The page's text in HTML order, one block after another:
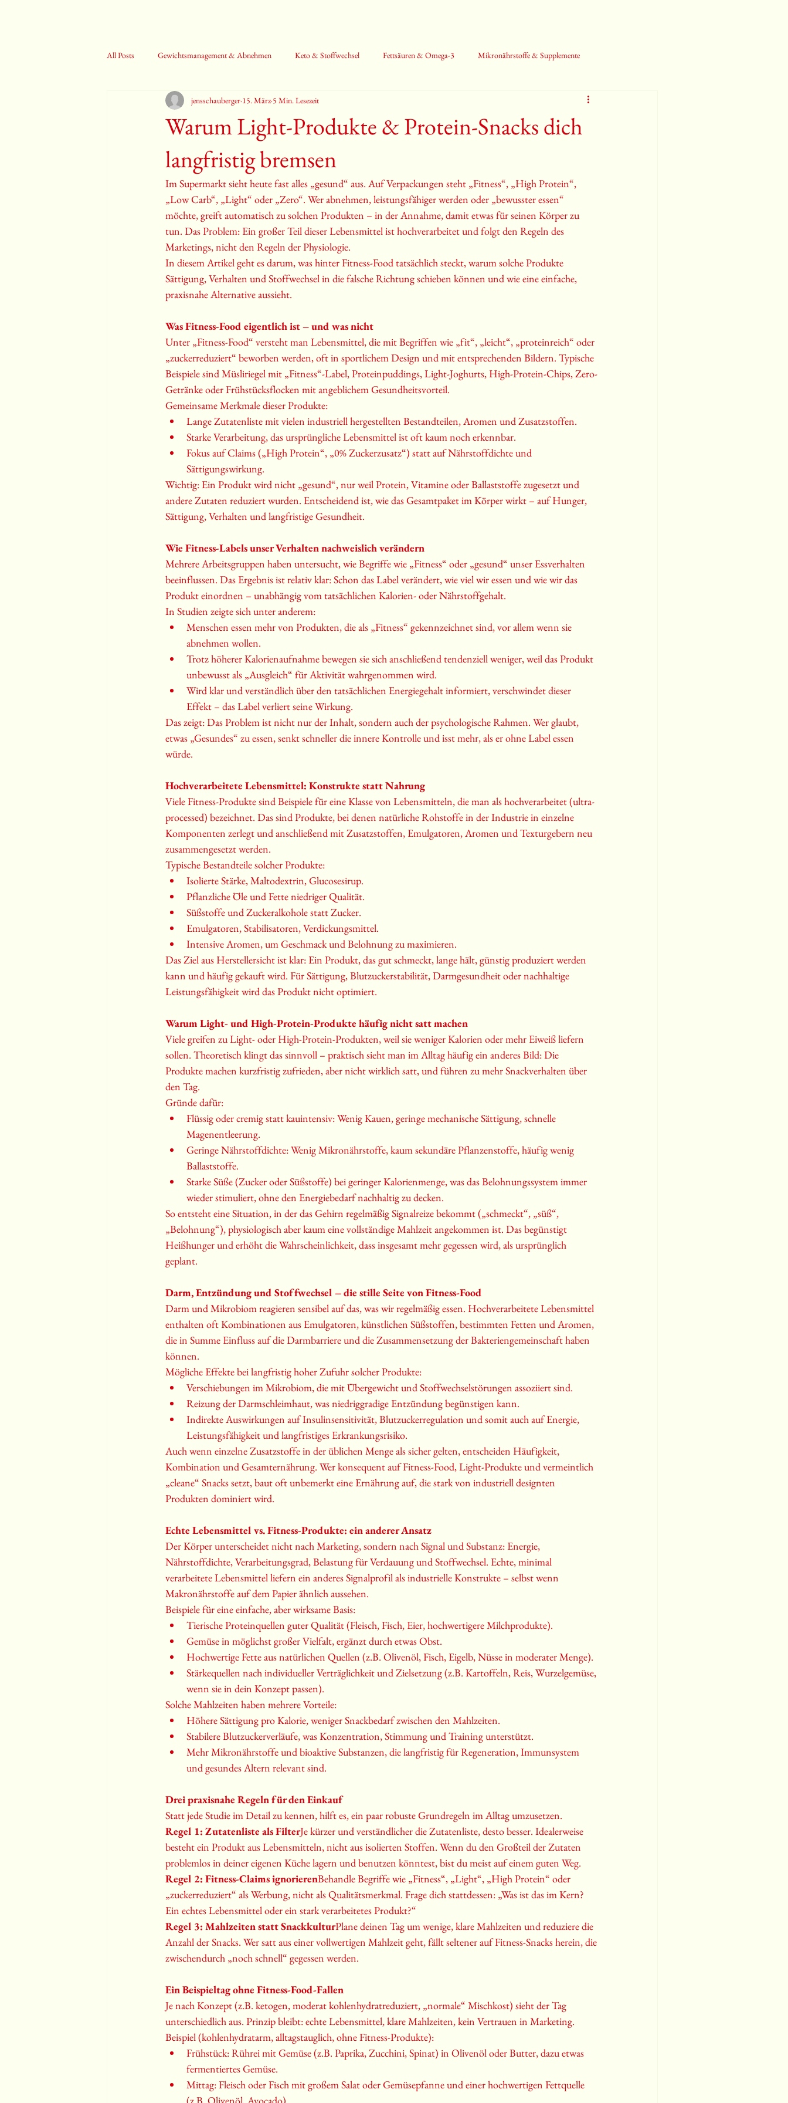
All Posts Gewichtsmanagement & Abnehmen Keto & Stoffwechsel Fettsäuren & Omega-3 Mikronährstoffe & Supplemente
Blutwerte & Herzgesundheit Gehirn & mentale Gesundheit
Warum Light-Produkte & Protein-Snacks dich
langfristig bremsen
jensschauberger 15. März 5 Min. Lesezeit
Im Supermarkt sieht heute fast alles „gesund“ aus. Auf Verpackungen steht „Fitness“, „High Protein“,
„Low Carb“, „Light“ oder „Zero“. Wer abnehmen, leistungsfähiger werden oder „bewusster essen“
möchte, greift automatisch zu solchen Produkten – in der Annahme, damit etwas für seinen Körper zu
tun. Das Problem: Ein großer Teil dieser Lebensmittel ist hochverarbeitet und folgt den Regeln des
Marketings, nicht den Regeln der Physiologie.
In diesem Artikel geht es darum, was hinter Fitness-Food tatsächlich steckt, warum solche Produkte
Sättigung, Verhalten und Stoffwechsel in die falsche Richtung schieben können und wie eine einfache,
praxisnahe Alternative aussieht.
Was Fitness-Food eigentlich ist – und was nicht
Unter „Fitness-Food“ versteht man Lebensmittel, die mit Begriffen wie „fit“, „leicht“, „proteinreich“ oder
„zuckerreduziert“ beworben werden, oft in sportlichem Design und mit entsprechenden Bildern. Typische
Beispiele sind Müsliriegel mit „Fitness“-Label, Proteinpuddings, Light-Joghurts, High-Protein-Chips, Zero-
Getränke oder Frühstücksflocken mit angeblichem Gesundheitsvorteil.
Gemeinsame Merkmale dieser Produkte:
Lange Zutatenliste mit vielen industriell hergestellten Bestandteilen, Aromen und Zusatzstoffen.
Starke Verarbeitung, das ursprüngliche Lebensmittel ist oft kaum noch erkennbar.
Fokus auf Claims („High Protein“, „0% Zuckerzusatz“) statt auf Nährstoffdichte und
Sättigungswirkung.
Wichtig: Ein Produkt wird nicht „gesund“, nur weil Protein, Vitamine oder Ballaststoffe zugesetzt und
andere Zutaten reduziert wurden. Entscheidend ist, wie das Gesamtpaket im Körper wirkt – auf Hunger,
Sättigung, Verhalten und langfristige Gesundheit.
Wie Fitness-Labels unser Verhalten nachweislich verändern
Mehrere Arbeitsgruppen haben untersucht, wie Begriffe wie „Fitness“ oder „gesund“ unser Essverhalten
beeinflussen. Das Ergebnis ist relativ klar: Schon das Label verändert, wie viel wir essen und wie wir das
Produkt einordnen – unabhängig vom tatsächlichen Kalorien- oder Nährstoffgehalt.
In Studien zeigte sich unter anderem:
Menschen essen mehr von Produkten, die als „Fitness“ gekennzeichnet sind, vor allem wenn sie
abnehmen wollen.
Trotz höherer Kalorienaufnahme bewegen sie sich anschließend tendenziell weniger, weil das Produkt
unbewusst als „Ausgleich“ für Aktivität wahrgenommen wird.
Wird klar und verständlich über den tatsächlichen Energiegehalt informiert, verschwindet dieser
Effekt – das Label verliert seine Wirkung.
Das zeigt: Das Problem ist nicht nur der Inhalt, sondern auch der psychologische Rahmen. Wer glaubt,
etwas „Gesundes“ zu essen, senkt schneller die innere Kontrolle und isst mehr, als er ohne Label essen
würde.
Hochverarbeitete Lebensmittel: Konstrukte statt Nahrung
Viele Fitness-Produkte sind Beispiele für eine Klasse von Lebensmitteln, die man als hochverarbeitet (ultra-
processed) bezeichnet. Das sind Produkte, bei denen natürliche Rohstoffe in der Industrie in einzelne
Komponenten zerlegt und anschließend mit Zusatzstoffen, Emulgatoren, Aromen und Texturgebern neu
zusammengesetzt werden.
Typische Bestandteile solcher Produkte:
Isolierte Stärke, Maltodextrin, Glucosesirup.
Pflanzliche Öle und Fette niedriger Qualität.
Süßstoffe und Zuckeralkohole statt Zucker.
Emulgatoren, Stabilisatoren, Verdickungsmittel.
Intensive Aromen, um Geschmack und Belohnung zu maximieren.
Das Ziel aus Herstellersicht ist klar: Ein Produkt, das gut schmeckt, lange hält, günstig produziert werden
kann und häufig gekauft wird. Für Sättigung, Blutzuckerstabilität, Darmgesundheit oder nachhaltige
Leistungsfähigkeit wird das Produkt nicht optimiert.
Warum Light- und High-Protein-Produkte häufig nicht satt machen
Viele greifen zu Light- oder High-Protein-Produkten, weil sie weniger Kalorien oder mehr Eiweiß liefern
sollen. Theoretisch klingt das sinnvoll – praktisch sieht man im Alltag häufig ein anderes Bild: Die
Produkte machen kurzfristig zufrieden, aber nicht wirklich satt, und führen zu mehr Snackverhalten über
den Tag.
Gründe dafür:
Flüssig oder cremig statt kauintensiv: Wenig Kauen, geringe mechanische Sättigung, schnelle
Magenentleerung.
Geringe Nährstoffdichte: Wenig Mikronährstoffe, kaum sekundäre Pflanzenstoffe, häufig wenig
Ballaststoffe.
Starke Süße (Zucker oder Süßstoffe) bei geringer Kalorienmenge, was das Belohnungssystem immer
wieder stimuliert, ohne den Energiebedarf nachhaltig zu decken.
So entsteht eine Situation, in der das Gehirn regelmäßig Signalreize bekommt („schmeckt“, „süß“,
„Belohnung“), physiologisch aber kaum eine vollständige Mahlzeit angekommen ist. Das begünstigt
Heißhunger und erhöht die Wahrscheinlichkeit, dass insgesamt mehr gegessen wird, als ursprünglich
geplant.
Darm, Entzündung und Stoffwechsel – die stille Seite von Fitness-Food
Darm und Mikrobiom reagieren sensibel auf das, was wir regelmäßig essen. Hochverarbeitete Lebensmittel
enthalten oft Kombinationen aus Emulgatoren, künstlichen Süßstoffen, bestimmten Fetten und Aromen,
die in Summe Einfluss auf die Darmbarriere und die Zusammensetzung der Bakteriengemeinschaft haben
können.
Mögliche Effekte bei langfristig hoher Zufuhr solcher Produkte:
Verschiebungen im Mikrobiom, die mit Übergewicht und Stoffwechselstörungen assoziiert sind.
Reizung der Darmschleimhaut, was niedriggradige Entzündung begünstigen kann.
Indirekte Auswirkungen auf Insulinsensitivität, Blutzuckerregulation und somit auch auf Energie,
Leistungsfähigkeit und langfristiges Erkrankungsrisiko.
Auch wenn einzelne Zusatzstoffe in der üblichen Menge als sicher gelten, entscheiden Häufigkeit,
Kombination und Gesamternährung. Wer konsequent auf Fitness-Food, Light-Produkte und vermeintlich
„cleane“ Snacks setzt, baut oft unbemerkt eine Ernährung auf, die stark von industriell designten
Produkten dominiert wird.
Echte Lebensmittel vs. Fitness-Produkte: ein anderer Ansatz
Der Körper unterscheidet nicht nach Marketing, sondern nach Signal und Substanz: Energie,
Nährstoffdichte, Verarbeitungsgrad, Belastung für Verdauung und Stoffwechsel. Echte, minimal
verarbeitete Lebensmittel liefern ein anderes Signalprofil als industrielle Konstrukte – selbst wenn
Makronährstoffe auf dem Papier ähnlich aussehen.
Beispiele für eine einfache, aber wirksame Basis:
Tierische Proteinquellen guter Qualität (Fleisch, Fisch, Eier, hochwertigere Milchprodukte).
Gemüse in möglichst großer Vielfalt, ergänzt durch etwas Obst.
Hochwertige Fette aus natürlichen Quellen (z.B. Olivenöl, Fisch, Eigelb, Nüsse in moderater Menge).
Stärkequellen nach individueller Verträglichkeit und Zielsetzung (z.B. Kartoffeln, Reis, Wurzelgemüse,
wenn sie in dein Konzept passen).
Solche Mahlzeiten haben mehrere Vorteile:
Höhere Sättigung pro Kalorie, weniger Snackbedarf zwischen den Mahlzeiten.
Stabilere Blutzuckerverläufe, was Konzentration, Stimmung und Training unterstützt.
Mehr Mikronährstoffe und bioaktive Substanzen, die langfristig für Regeneration, Immunsystem
und gesundes Altern relevant sind.
Drei praxisnahe Regeln für den Einkauf
Statt jede Studie im Detail zu kennen, hilft es, ein paar robuste Grundregeln im Alltag umzusetzen.
Regel 1: Zutatenliste als FilterJe kürzer und verständlicher die Zutatenliste, desto besser. Idealerweise
besteht ein Produkt aus Lebensmitteln, nicht aus isolierten Stoffen. Wenn du den Großteil der Zutaten
problemlos in deiner eigenen Küche lagern und benutzen könntest, bist du meist auf einem guten Weg.
Regel 2: Fitness-Claims ignorierenBehandle Begriffe wie „Fitness“, „Light“, „High Protein“ oder
„zuckerreduziert“ als Werbung, nicht als Qualitätsmerkmal. Frage dich stattdessen: „Was ist das im Kern?
Ein echtes Lebensmittel oder ein stark verarbeitetes Produkt?“
Regel 3: Mahlzeiten statt SnackkulturPlane deinen Tag um wenige, klare Mahlzeiten und reduziere die
Anzahl der Snacks. Wer satt aus einer vollwertigen Mahlzeit geht, fällt seltener auf Fitness-Snacks herein, die
zwischendurch „noch schnell“ gegessen werden.
Ein Beispieltag ohne Fitness-Food-Fallen
Je nach Konzept (z.B. ketogen, moderat kohlenhydratreduziert, „normale“ Mischkost) sieht der Tag
unterschiedlich aus. Prinzip bleibt: echte Lebensmittel, klare Mahlzeiten, kein Vertrauen in Marketing.
Beispiel (kohlenhydratarm, alltagstauglich, ohne Fitness-Produkte):
Frühstück: Rührei mit Gemüse (z.B. Paprika, Zucchini, Spinat) in Olivenöl oder Butter, dazu etwas
fermentiertes Gemüse.
Mittag: Fleisch oder Fisch mit großem Salat oder Gemüsepfanne und einer hochwertigen Fettquelle